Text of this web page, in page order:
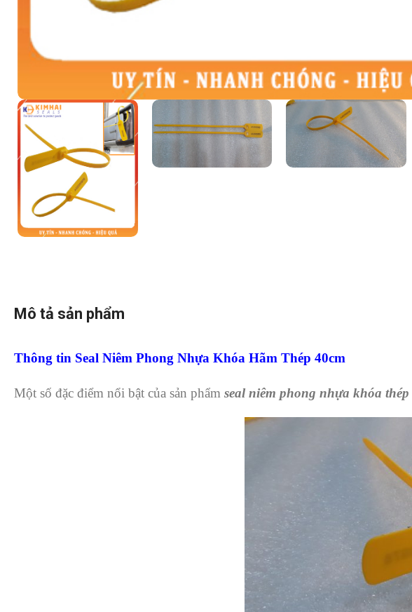
Mô tả sản phẩm
Thông tin Seal Niêm Phong Nhựa Khóa Hãm Thép 40cm
Một số đặc điểm nổi bật của sản phẩm seal niêm phong nhựa khóa thép